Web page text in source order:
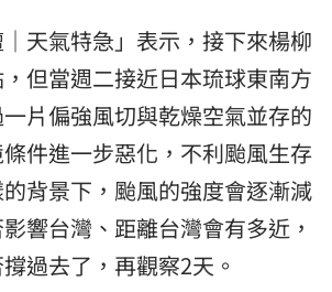
｜天氣特急」表示，接下來楊柳
但當週二接近日本琉球東南方
片偏強風切與乾燥空氣並存的
件進一步惡化，不利颱風生存
背景下，颱風的強度會逐漸減
響台灣、距離台灣會有多近，
過去了，再觀察2天。